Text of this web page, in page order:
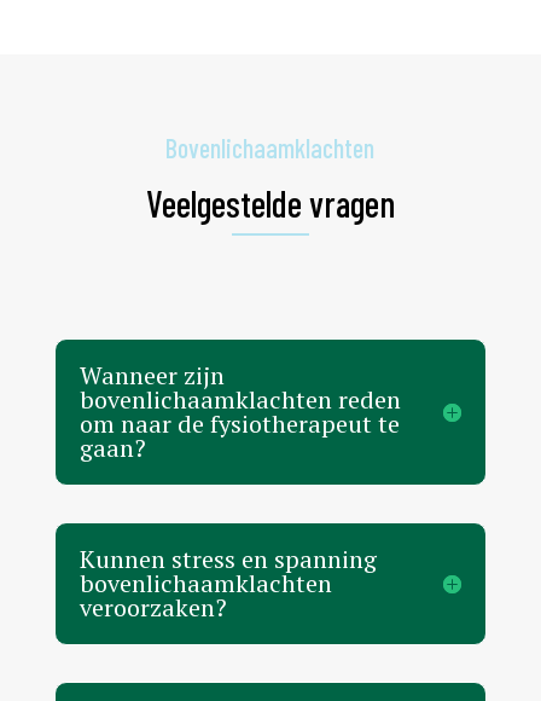
Bovenlichaamklachten
Veelgestelde vragen
Wanneer zijn
bovenlichaamklachten reden
om naar de fysiotherapeut te
gaan?
Kunnen stress en spanning
bovenlichaamklachten
veroorzaken?